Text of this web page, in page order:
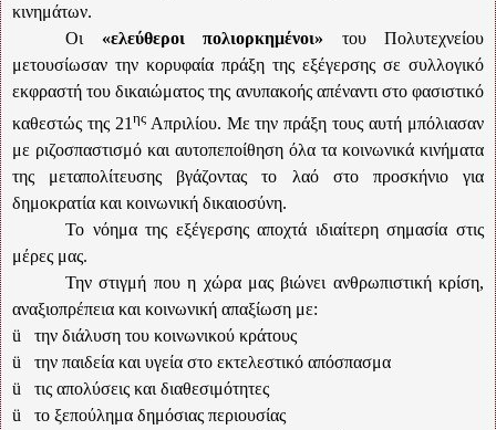
κινημάτων.
Οι «ελεύθεροι πολιορκημένοι» του Πολυτεχνείου
μετουσίωσαν την κορυφαία πράξη της εξέγερσης σε συλλογικό
εκφραστή του δικαιώματος της ανυπακοής απέναντι στο φασιστικό
καθεστώς της 21 ηςΑπριλίου. Με την πράξη τους αυτή μπόλιασαν
με ριζοσπαστισμό και αυτοπεποίθηση όλα τα κοινωνικά κινήματα
της μεταπολίτευσης βγάζοντας το λαό στο προσκήνιο για
δημοκρατία και κοινωνική δικαιοσύνη.
Το νόημα της εξέγερσης αποχτά ιδιαίτερη σημασία στις
μέρες μας.
Την στιγμή που η χώρα μας βιώνει ανθρωπιστική κρίση,
αναξιοπρέπεια και κοινωνική απαξίωση με:
ü
την διάλυση του κοινωνικού κράτους
ü
την παιδεία και υγεία στο εκτελεστικό απόσπασμα
ü
τις απολύσεις και διαθεσιμότητες
ü
το ξεπούλημα δημόσιας περιουσίας